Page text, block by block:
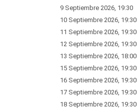
9 Septiembre 2026, 19:30
10 Septiembre 2026, 19:30
11 Septiembre 2026, 19:30
12 Septiembre 2026, 19:30
13 Septiembre 2026, 18:00
15 Septiembre 2026, 19:30
16 Septiembre 2026, 19:30
17 Septiembre 2026, 19:30
18 Septiembre 2026, 19:30